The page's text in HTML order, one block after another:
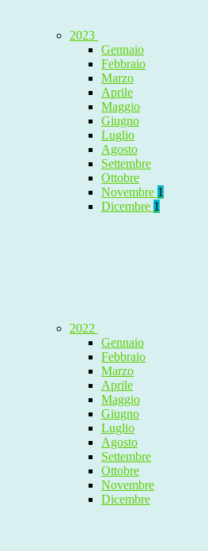
2023
Gennaio
Febbraio
Marzo
Aprile
Maggio
Giugno
Luglio
Agosto
Settembre
Ottobre
Novembre 1
Dicembre 1
2022
Gennaio
Febbraio
Marzo
Aprile
Maggio
Giugno
Luglio
Agosto
Settembre
Ottobre
Novembre
Dicembre